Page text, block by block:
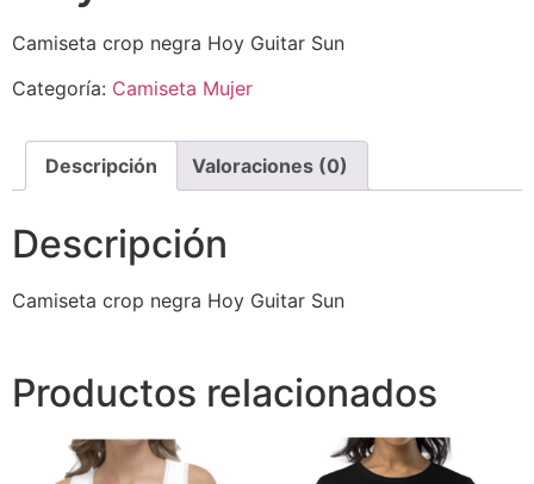
Camiseta crop negra Hoy Guitar Sun
Categoría: Camiseta Mujer
Descripción Valoraciones (0)
Descripción
Camiseta crop negra Hoy Guitar Sun
Productos relacionados